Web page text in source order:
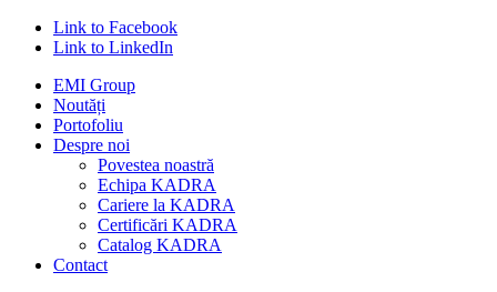
Link to Facebook
Link to LinkedIn
EMI Group
Noutăți
Portofoliu
Despre noi
Povestea noastră
Echipa KADRA
Cariere la KADRA
Certificări KADRA
Catalog KADRA
Contact